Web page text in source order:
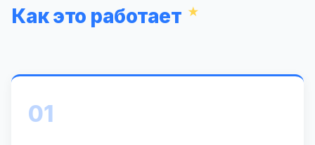
Как это работает
01